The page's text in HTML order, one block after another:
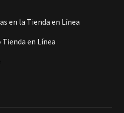
en la Tienda en Línea
en Línea